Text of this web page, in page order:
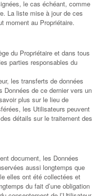
le cas échéant, comme
La liste mise à jour de ces
moment au Propriétaire.
du Propriétaire et dans tous
parties responsables du
les transferts de données
Données de ce dernier vers un
plus sur le lieu de
les Utilisateurs peuvent
détails sur le traitement des
document, les Données
aussi longtemps que
elles ont été collectées et
du fait d’une obligation